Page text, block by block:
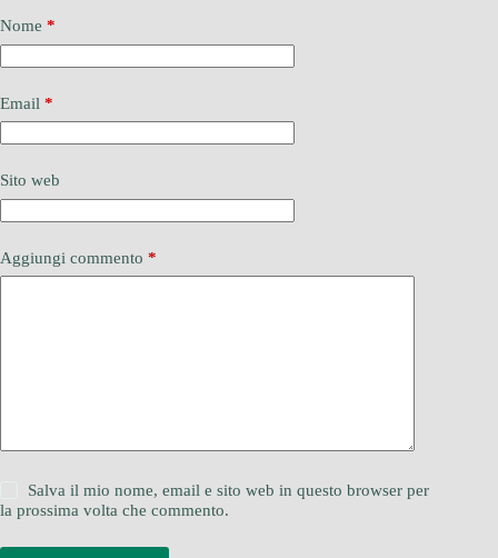
Nome *
Email *
Sito web
Aggiungi commento *
Salva il mio nome, email e sito web in questo browser per
la prossima volta che commento.